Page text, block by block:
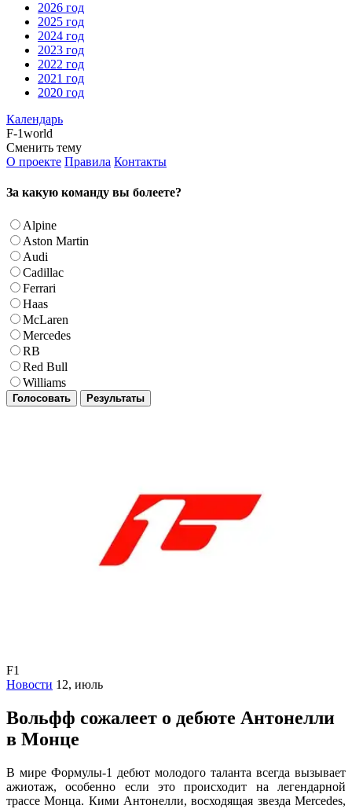
2026 год
2025 год
2024 год
2023 год
2022 год
2021 год
2020 год
Календарь
F-1world
Сменить тему
О проекте Правила Контакты
За какую команду вы болеете?
Alpine
Aston Martin
Audi
Cadillac
Ferrari
Haas
McLaren
Mercedes
RB
Red Bull
Williams
Голосовать Результаты
F1
Новости 12, июль
Вольфф сожалеет о дебюте Антонелли
в Монце
В мире Формулы-1 дебют молодого таланта всегда вызывает
ажиотаж, особенно если это происходит на легендарной
трассе Монца. Кими Антонелли, восходящая звезда Mercedes,